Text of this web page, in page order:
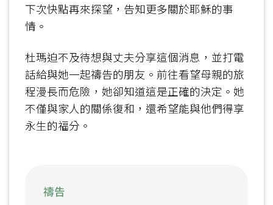
下次快點再來探望，告知更多關於耶穌的事
情。
杜瑪迫不及待想與丈夫分享這個消息，並打電
話給與她一起禱告的朋友。前往看望母親的旅
程漫長而危險，她卻知道這是正確的決定。她
不僅與家人的關係復和，還希望能與他們得享
永生的福分。
禱告